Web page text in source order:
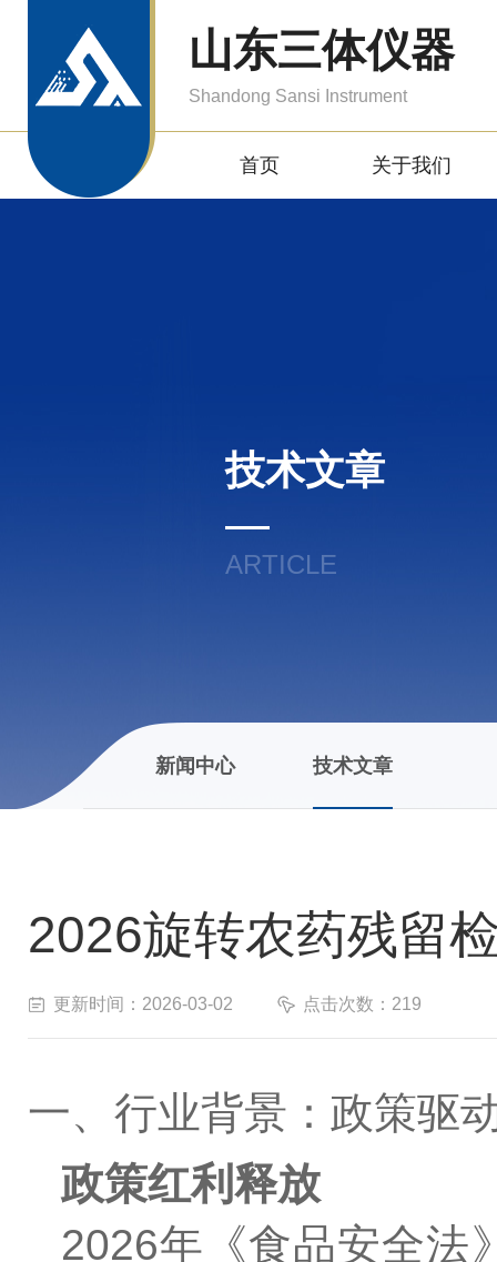
山东三体仪器
Shandong Sansi Instrument
首页 关于我们
技术文章
ARTICLE
新闻中心 技术文章
2026旋转农药残留
更新时间：2026-03-02 点击次数：219
一、行业背景：政策驱
政策红利释放
2026年《食品安全法